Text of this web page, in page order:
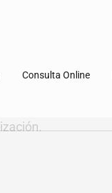
Consulta Online